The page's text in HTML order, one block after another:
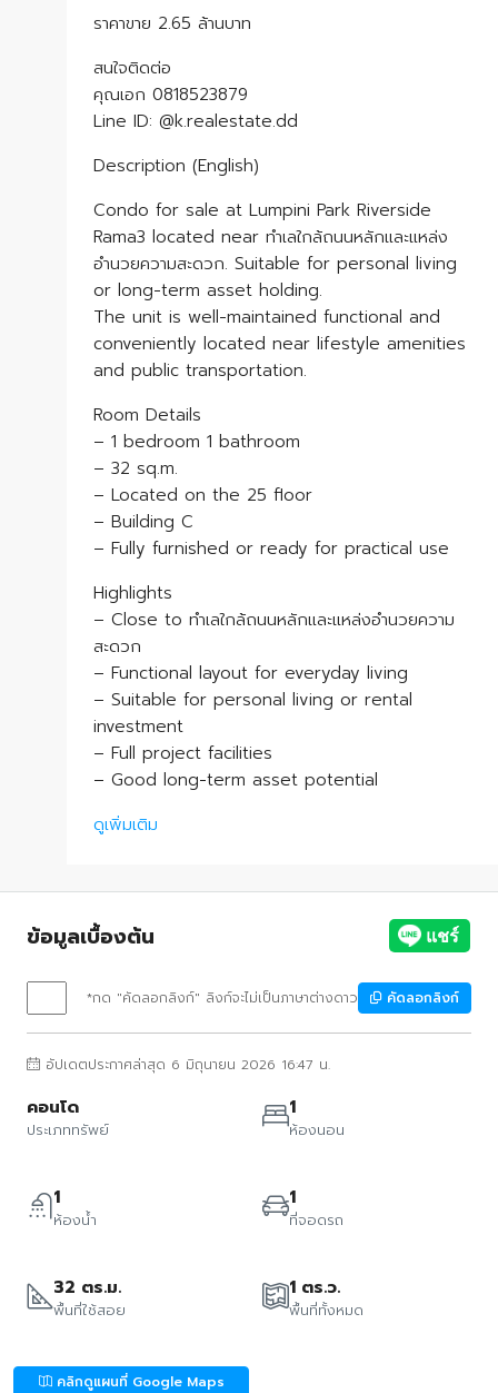
ราคาขาย 2.65 ล้านบาท
สนใจติดต่อ
คุณเอก 0818523879
Line ID: @k.realestate.dd
Description (English)
Condo for sale at Lumpini Park Riverside
Rama3 located near ทำเลใกล้ถนนหลักและแหล่ง
อำนวยความสะดวก. Suitable for personal living
or long-term asset holding.
The unit is well-maintained functional and
conveniently located near lifestyle amenities
and public transportation.
Room Details
– 1 bedroom 1 bathroom
– 32 sq.m.
– Located on the 25 floor
– Building C
– Fully furnished or ready for practical use
Highlights
– Close to ทำเลใกล้ถนนหลักและแหล่งอำนวยความ
สะดวก
– Functional layout for everyday living
– Suitable for personal living or rental
investment
– Full project facilities
– Good long-term asset potential
ดูเพิ่มเติม
ข้อมูลเบื้องต้น
*กด "คัดลอกลิงก์" ลิงก์จะไม่เป็นภาษาต่างดาว คัดลอกลิงก์
อัปเดตประกาศล่าสุด 6 มิถุนายน 2026 16:47 น.
คอนโด
ประเภททรัพย์
1
ห้องนอน
1
ห้องน้ำ
1
ที่จอดรถ
32 ตร.ม.
พื้นที่ใช้สอย
1 ตร.ว.
พื้นที่ทั้งหมด
คลิกดูแผนที่ Google Maps